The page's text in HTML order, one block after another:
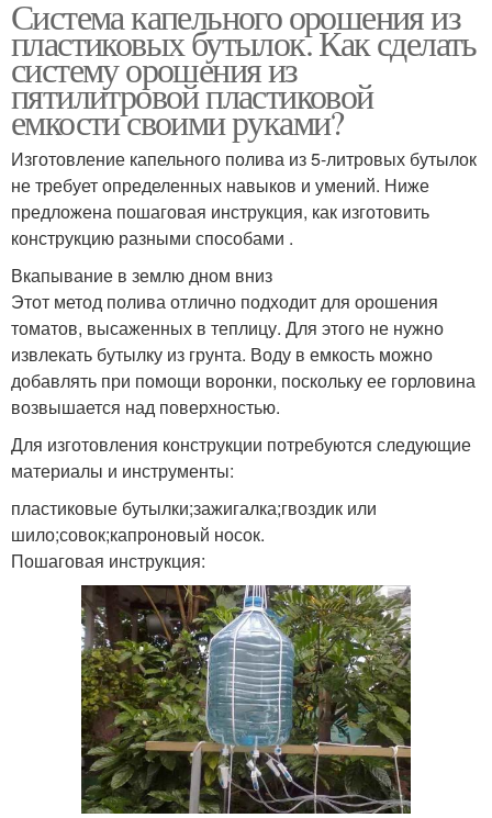
бутылок
Литровые бутылки
Система капельного орошения из
пластиковых бутылок. Как сделать
систему орошения из
пятилитровой пластиковой
емкости своими руками?
Изготовление капельного полива из 5-литровых бутылок
не требует определенных навыков и умений. Ниже
предложена пошаговая инструкция, как изготовить
конструкцию разными способами .
Вкапывание в землю дном вниз
Этот метод полива отлично подходит для орошения
томатов, высаженных в теплицу. Для этого не нужно
извлекать бутылку из грунта. Воду в емкость можно
добавлять при помощи воронки, поскольку ее горловина
возвышается над поверхностью.
Для изготовления конструкции потребуются следующие
материалы и инструменты:
пластиковые бутылки;зажигалка;гвоздик или
шило;совок;капроновый носок.
Пошаговая инструкция: